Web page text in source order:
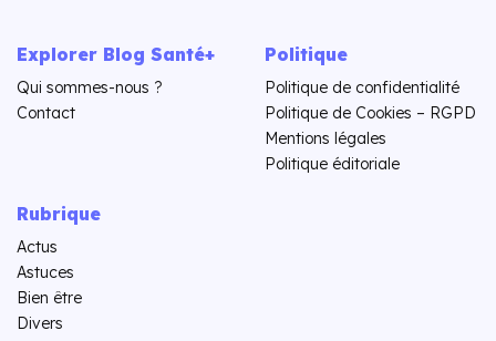
Explorer Blog Santé+
Qui sommes-nous ?
Contact
Politique
Politique de confidentialité
Politique de Cookies – RGPD
Mentions légales
Politique éditoriale
Rubrique
Actus
Astuces
Bien être
Divers